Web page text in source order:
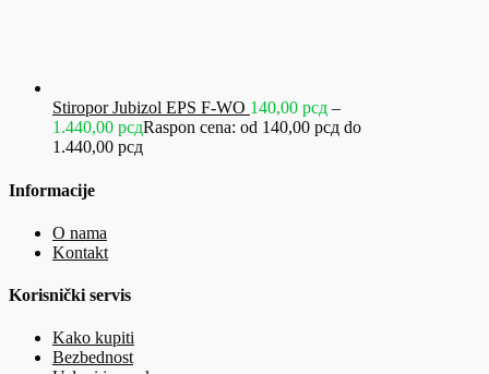
Stiropor Jubizol EPS F-WO 140,00 рсд –
1.440,00 рсдRaspon cena: od 140,00 рсд do
1.440,00 рсд
Informacije
O nama
Kontakt
Korisnički servis
Kako kupiti
Bezbednost